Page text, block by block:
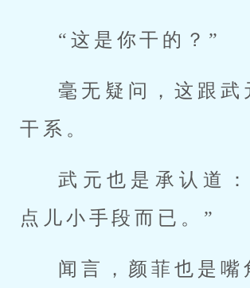
“这是你干的？”
毫无疑问，这跟武
干系。
武元也是承认道
点儿小手段而已。”
闻言，颜菲也是嘴